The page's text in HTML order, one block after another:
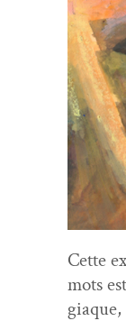
Cette
mots